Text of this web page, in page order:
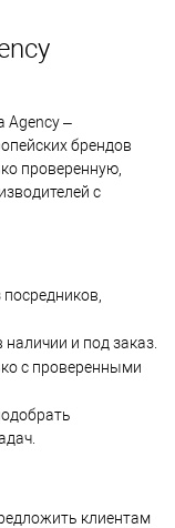
Agency –
брендов
проверенную,
с
и под заказ.
с проверенными
клиентам